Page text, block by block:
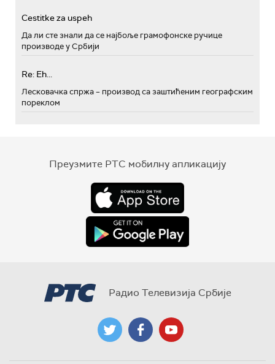
Cestitke za uspeh
Да ли сте знали да се најбоље грамофонске ручице
производе у Србији
Re: Eh...
Лесковачка спржа – производ са заштићеним географским
пореклом
Преузмите РТС мобилну апликацију
Радио Телевизија Србије